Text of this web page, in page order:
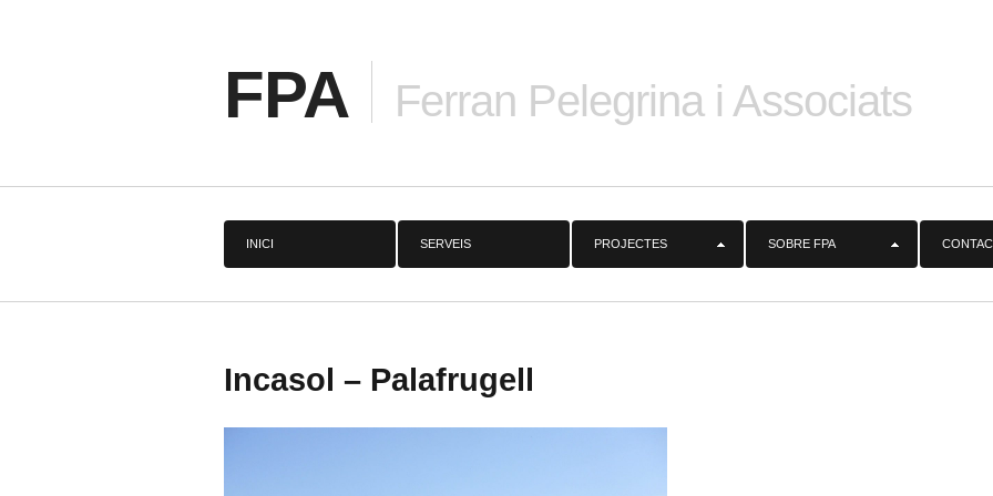
FPA Ferran Pelegrina i Associats
INICI SERVEIS PROJECTES SOBRE FPA
Incasol – Palafrugell